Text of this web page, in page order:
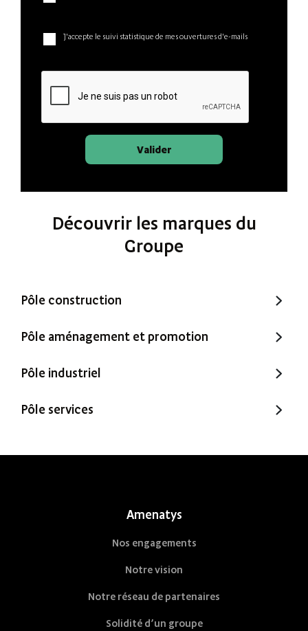
J'accepte le suivi statistique de mes ouvertures d'e-mails
Valider
Découvrir les marques du
Groupe
Pôle construction
Trecobat
Extenbois
Mureno
Pôle aménagement et promotion
Amenatys
Office Santé – Marque partenaire
Pôle industriel
Murébois
Pôle services
Amenatys
Nos engagements
Notre vision
Notre réseau de partenaires
Solidité d’un groupe